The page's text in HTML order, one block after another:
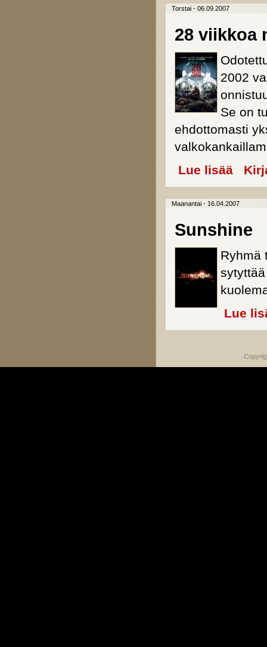
Torstai - 06.09.2007
28 viikkoa
2002
Se on
ehdottomasti
Lue lisää about
Maanantai - 16.04.2007
Sunshine
Ryhmä
Lue